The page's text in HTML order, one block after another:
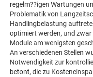
regelm??igen Wartungen
Problematik von
Handlingbelastung
optimiert werden, und
Module am wenigsten
An verschiedenen Stellen
Notwendigkeit zur
betont, die zu